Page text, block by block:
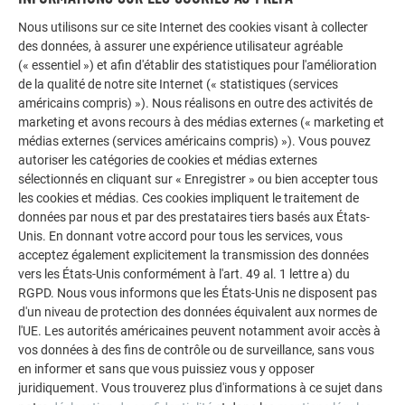
de s’inscrire suffisamment à l’avance. Pour plus
d’informations sur les cours et l’inscription, veuillez
consulter le site :www.prefa.fr/academy.
Formation à la pose PREFA
Vous réalisez votre premier projet avec des produits PREFA
ou vous avez besoin de notre expertise sur site lors de
chantiers difficiles ?
Pas de problème – nos formateurs PREFA vous apporteront
volontiers leur aide et vous donneront d’importants conseils
pratiques afin que vous soyez parfaitement armés pour votre
prochain projet avec PREFA. Informations supplémentaires
sur : https://www.prefa.fr/artisans/service/formateurs-
assistance-sur-site/.
Vidéos sur la pose
Les vidéos de pose PREFA ainsi que des conseils & Vidéos
de trucs & astuces peuvent être trouvées sur notre site web
àwww.prefa.fr/videosou dans la zone de connexion. Pour
Nous utilisons sur ce site Internet des cookies visant à collecter
des données, à assurer une expérience utilisateur agréable
(« essentiel ») et afin d'établir des statistiques pour l'amélioration
de la qualité de notre site Internet (« statistiques (services
américains compris) »). Nous réalisons en outre des activités de
marketing et avons recours à des médias externes (« marketing et
médias externes (services américains compris) »). Vous pouvez
autoriser les catégories de cookies et médias externes
sélectionnés en cliquant sur « Enregistrer » ou bien accepter tous
les cookies et médias. Ces cookies impliquent le traitement de
données par nous et par des prestataires tiers basés aux États-
Unis. En donnant votre accord pour tous les services, vous
acceptez également explicitement la transmission des données
vers les États-Unis conformément à l'art. 49 al. 1 lettre a) du
RGPD. Nous vous informons que les États-Unis ne disposent pas
d'un niveau de protection des données équivalent aux normes de
l'UE. Les autorités américaines peuvent notamment avoir accès à
vos données à des fins de contrôle ou de surveillance, sans vous
en informer et sans que vous puissiez vous y opposer
juridiquement. Vous trouverez plus d'informations à ce sujet dans